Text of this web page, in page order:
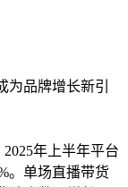
为品牌增长新引
年上半年平台
。单场直播带货